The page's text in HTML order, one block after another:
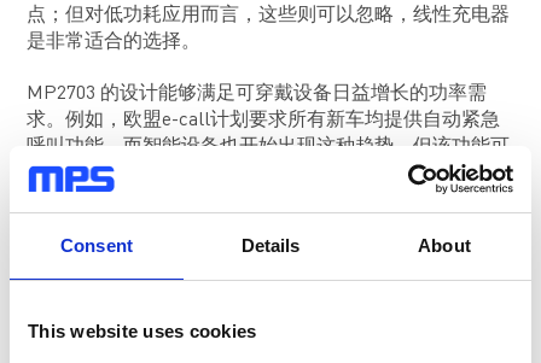
Consent Details About
This website uses cookies
点；但对低功耗应用而言，这些则可以忽略，线性充电器
是非常适合的选择。
MP2703 的设计能够满足可穿戴设备日益增长的功率需
求。例如，欧盟e-call计划要求所有新车均提供自动紧急
呼叫功能，而智能设备也开始出现这种趋势。但该功能可
能需要高达 12V 的工作输入电压(V
)。MP2703 的工作电
，因此是设计师绝
相对于竞争产品3mmx3mm的占位面积，MP2703采用了
环也不在话下。